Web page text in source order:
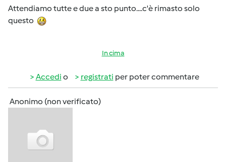
Attendiamo tutte e due a sto punto....c'è rimasto solo
questo
In cima
Accedi o registrati per poter commentare
Anonimo (non verificato)